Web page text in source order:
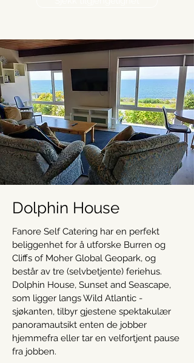
Dolphin House
Fanore Self Catering har en perfekt
beliggenhet for å utforske Burren og
Cliffs of Moher Global Geopark, og
består av tre (selvbetjente) feriehus.
Dolphin House, Sunset and Seascape,
som ligger langs Wild Atlantic -
sjøkanten, tilbyr gjestene spektakulær
panoramautsikt enten de jobber
hjemmefra eller tar en velfortjent pause
fra jobben.